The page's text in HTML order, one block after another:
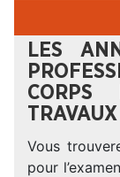
LES
CORPS
Vous
pour